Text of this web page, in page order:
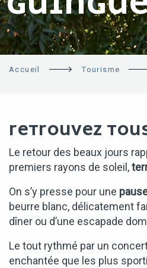
Accueil Tourisme
RETROUVEZ
Le retour des beaux jours
premiers rayons de soleil,
On s’y presse pour une
beurre blanc, délicatement
dîner ou d’une escapade
Le tout rythmé par un
enchantée que les plus